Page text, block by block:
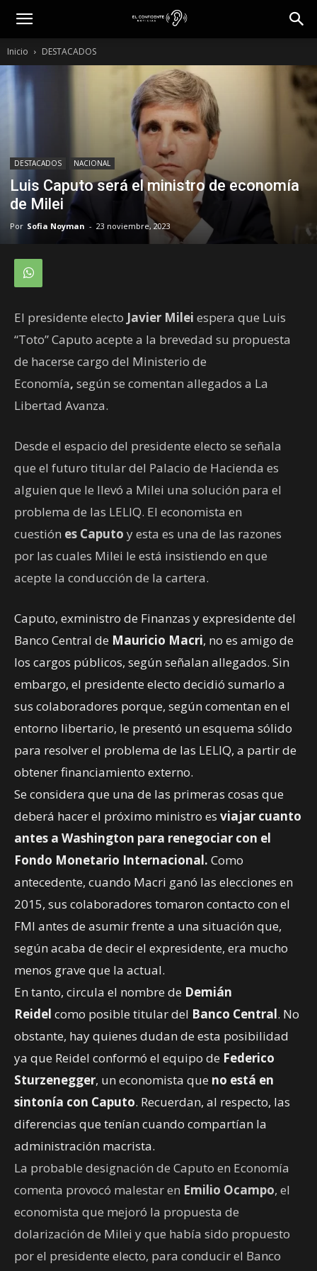
Inicio DESTACADOS
DESTACADOS NACIONAL
Luis Caputo será el ministro de economía
de Milei
Por Sofia Noyman - 23 noviembre, 2023
El presidente electo Javier Milei espera que Luis
“Toto” Caputo acepte a la brevedad su propuesta
de hacerse cargo del Ministerio de
Economía, según se comentan allegados a La
Libertad Avanza.
Desde el espacio del presidente electo se señala
que el futuro titular del Palacio de Hacienda es
alguien que le llevó a Milei una solución para el
problema de las LELIQ. El economista en
cuestión es Caputo y esta es una de las razones
por las cuales Milei le está insistiendo en que
acepte la conducción de la cartera.
Caputo, exministro de Finanzas y expresidente del
Banco Central de Mauricio Macri, no es amigo de
los cargos públicos, según señalan allegados. Sin
embargo, el presidente electo decidió sumarlo a
sus colaboradores porque, según comentan en el
entorno libertario, le presentó un esquema sólido
para resolver el problema de las LELIQ, a partir de
obtener financiamiento externo.
Se considera que una de las primeras cosas que
deberá hacer el próximo ministro es viajar cuanto
antes a Washington para renegociar con el
Fondo Monetario Internacional. Como
antecedente, cuando Macri ganó las elecciones en
2015, sus colaboradores tomaron contacto con el
FMI antes de asumir frente a una situación que,
según acaba de decir el expresidente, era mucho
menos grave que la actual.
En tanto, circula el nombre de Demián
Reidel como posible titular del Banco Central. No
obstante, hay quienes dudan de esta posibilidad
ya que Reidel conformó el equipo de Federico
Sturzenegger, un economista que no está en
sintonía con Caputo. Recuerdan, al respecto, las
diferencias que tenían cuando compartían la
administración macrista.
La probable designación de Caputo en Economía
comenta provocó malestar en Emilio Ocampo, el
economista que mejoró la propuesta de
dolarización de Milei y que había sido propuesto
por el presidente electo, para conducir el Banco